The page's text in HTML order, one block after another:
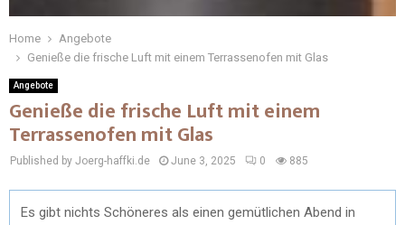
Home
Angebote
Genieße die frische Luft mit einem Terrassenofen mit Glas
Angebote
Genieße die frische Luft mit einem
Terrassenofen mit Glas
Published by Joerg-haffki.de June 3, 2025 0 885
Es gibt nichts Schöneres als einen gemütlichen Abend in